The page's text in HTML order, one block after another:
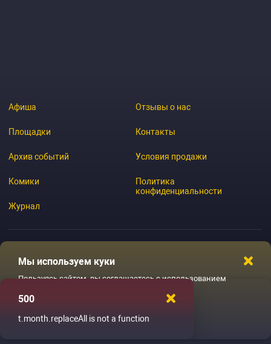
Афиша
Площадки
Архив событий
Комики
Журнал
Отзывы о нас
Контакты
Условия продажи
Политика
конфиденциальности
Мы используем куки
Пользуясь сайтом, вы соглашаетесь с использованием
Ладненько
500
t.month.replaceAll is not a function